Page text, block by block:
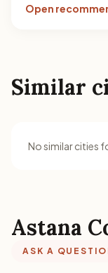
yakalayabilirsiniz.
Open
Similar
No similar cities
Astana
ASK A